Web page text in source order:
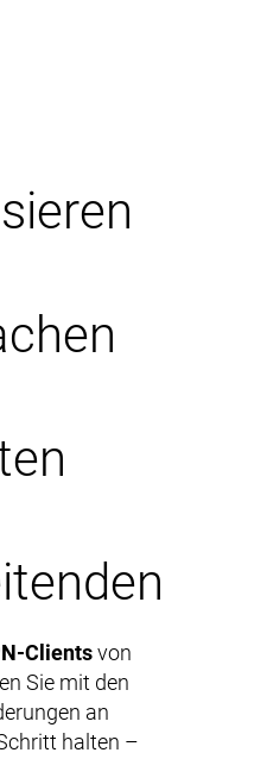
Clientsvon
Sie mit den
an
halten –